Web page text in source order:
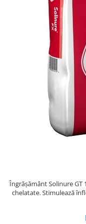
Morcov
Pastarnac
Îngrășământ Solinure GT
chelatate. Stimulează